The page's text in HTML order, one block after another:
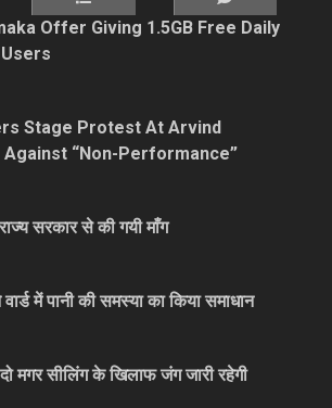
Offer Giving 1.5GB Free Daily
Stage Protest At Arvind
Against “Non-Performance”
राज्य सरकार से की गयी माँग
में पानी की समस्या का किया समाधान
मगर सीलिंग के खिलाफ जंग जारी रहेगी